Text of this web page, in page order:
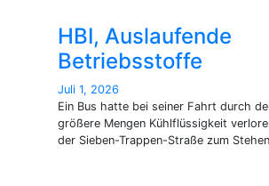
HBI, Auslaufende
Betriebsstoffe
Juli 1, 2026
Ein Bus hatte bei seiner Fahrt durch
größere Mengen Kühlflüssigkeit
der Sieben-Trappen-Straße zum